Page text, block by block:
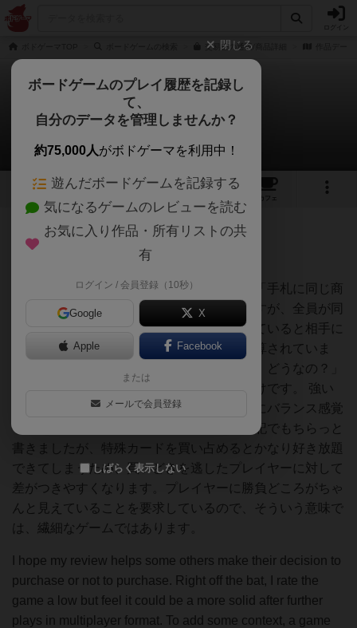
交易王の通販/商品詳細
交易王
二ノ宮さんのレビュー
12 3 35
カフェ
351名 0名 0 約7年前
最初に面白いと感じるポイントはやはり「手札に同じ商
品をためこんで一気に決算」するところですが、全員が同
時に決算するため、相手が同じ商品を持っていると相手に
も金が入ってしまうというのが、うまく計算されていま
す。これがあるせいで「決算していいの？ どうなの？」
という悩みどころが最初からできてくるわけです。 強い
て欠点をあげるとすれば、若干プレイヤーにバランス感覚
を要求するところがあります。上のプレイ記でもちらっと
書きましたが、特殊カードを買い占めるとかなり好き放題
できてしまうため、買いどきを逃したプレイヤーに対して
差がつきやすくなります。プレイヤーに勝負どころがちゃ
んと見えていることを要求しているので、そういう意味で
は、繊細なゲームではあります。
I hope my review helps some others make their decision to
purchase or not to purchase. Right off the bat, I rate the
game a low but feel it could be a more solid after further
plays in multiplayer format. To add some context, a game
閉じる
ボードゲームのプレイ履歴を記録し
て、
自分のデータを管理しませんか？
約75,000人がボドゲーマを利用中！
遊んだボードゲームを記録する
気になるゲームのレビューを読む
お気に入り作品・所有リストの共
有
ログイン / 会員登録（10秒）
Google X
Apple Facebook
または
メールで会員登録
しばらく表示しない